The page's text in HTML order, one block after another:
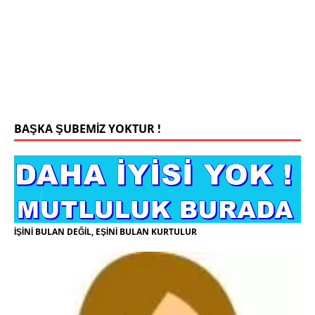
BAŞKA ŞUBEMİZ YOKTUR !
İŞİNİ BULAN DEĞİL, EŞİNİ BULAN KURTULUR